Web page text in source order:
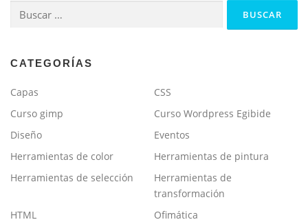
Buscar:
CATEGORÍAS
Capas
CSS
Curso gimp
Curso Wordpress Egibide
Diseño
Eventos
Herramientas de color
Herramientas de pintura
Herramientas de selección
Herramientas de
transformación
HTML
Ofimática